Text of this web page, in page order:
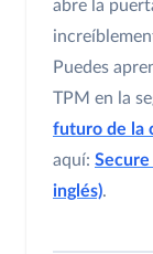
abre la
Puedes
TPM en la
futuro de la
aquí:
inglés).